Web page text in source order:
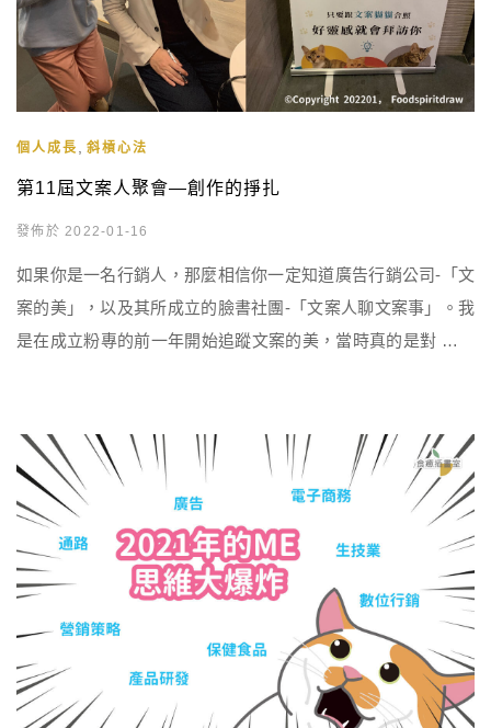
個人成長 斜槓心法
第11屆文案人聚會—創作的掙扎
發佈於 2022-01-16
如果你是一名行銷人，那麼相信你一定知道廣告行銷公司-「文
案的美」，以及其所成立的臉書社團-「文案人聊文案事」。我
是在成立粉專的前一年開始追蹤文案的美，當時真的是對 林育
重點。 而我這次終於參加了文案的美所舉辦的「第11屆文案人
聚會—創作的掙扎」，期間林育聖老師分享了許多有關行銷工
作上的金句 […]